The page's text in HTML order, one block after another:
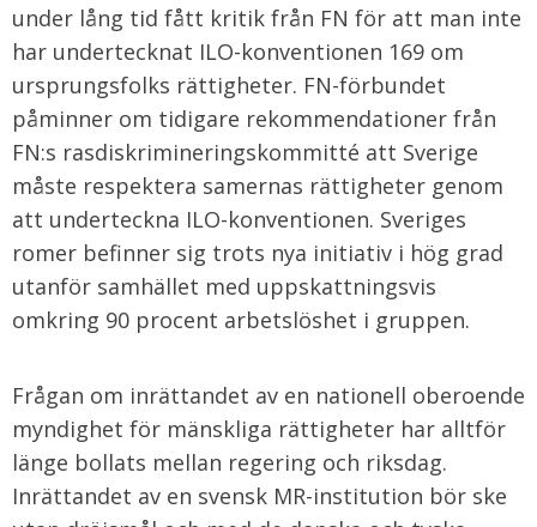
under lång tid fått kritik från FN för att man inte
har undertecknat ILO-konventionen 169 om
ursprungsfolks rättigheter. FN-förbundet
påminner om tidigare rekommendationer från
FN:s rasdiskrimineringskommitté att Sverige
måste respektera samernas rättigheter genom
att underteckna ILO-konventionen. Sveriges
romer befinner sig trots nya initiativ i hög grad
utanför samhället med uppskattningsvis
omkring 90 procent arbetslöshet i gruppen.
Frågan om inrättandet av en nationell oberoende
myndighet för mänskliga rättigheter har alltför
länge bollats mellan regering och riksdag.
Inrättandet av en svensk MR-institution bör ske